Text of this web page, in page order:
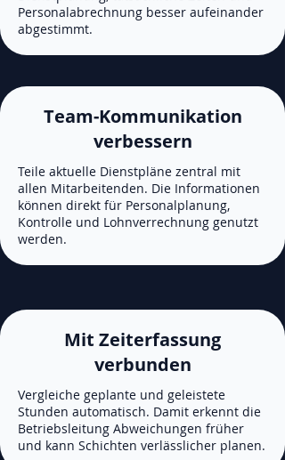
Personalabrechnung besser aufeinander
abgestimmt.
Team-Kommunikation
verbessern
Teile aktuelle Dienstpläne zentral mit
allen Mitarbeitenden. Die Informationen
können direkt für Personalplanung,
Kontrolle und Lohnverrechnung genutzt
werden.
Mit Zeiterfassung
verbunden
Vergleiche geplante und geleistete
Stunden automatisch. Damit erkennt die
Betriebsleitung Abweichungen früher
und kann Schichten verlässlicher planen.